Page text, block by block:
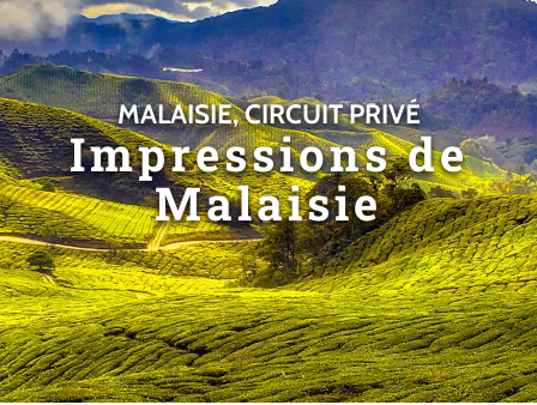
MALAISIE, CIRCUIT PRIVÉ
Impressions de
Malaisie